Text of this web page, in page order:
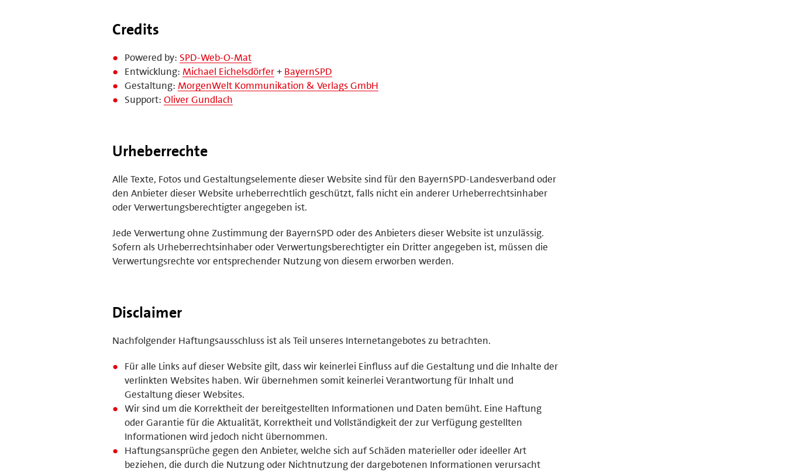
Credits
Powered by: SPD-Web-O-Mat
Entwicklung:Michael Eichelsdörfer+ BayernSPD
Gestaltung:MorgenWelt Kommunikation & Verlags GmbH
Support:Oliver Gundlach
Urheberrechte
Alle Texte, Fotos und Gestaltungselemente dieser Website sind für den BayernSPD-Landesverband oder
den Anbieter dieser Website urheberrechtlich geschützt, falls nicht ein anderer Urheberrechtsinhaber
oder Verwertungsberechtigter angegeben ist.
Jede Verwertung ohne Zustimmung der BayernSPD oder des Anbieters dieser Website ist unzulässig.
Sofern als Urheberrechtsinhaber oder Verwertungsberechtigter ein Dritter angegeben ist, müssen die
Verwertungsrechte vor entsprechender Nutzung von diesem erworben werden.
Disclaimer
Nachfolgender Haftungsausschluss ist als Teil unseres Internetangebotes zu betrachten.
Für alle Links auf dieser Website gilt, dass wir keinerlei Einfluss auf die Gestaltung und die Inhalte der
verlinkten Websites haben. Wir übernehmen somit keinerlei Verantwortung für Inhalt und
Gestaltung dieser Websites.
Wir sind um die Korrektheit der bereitgestellten Informationen und Daten bemüht. Eine Haftung
oder Garantie für die Aktualität, Korrektheit und Vollständigkeit der zur Verfügung gestellten
Informationen wird jedoch nicht übernommen.
Haftungsansprüche gegen den Anbieter, welche sich auf Schäden materieller oder ideeller Art
beziehen, die durch die Nutzung oder Nichtnutzung der dargebotenen Informationen verursacht